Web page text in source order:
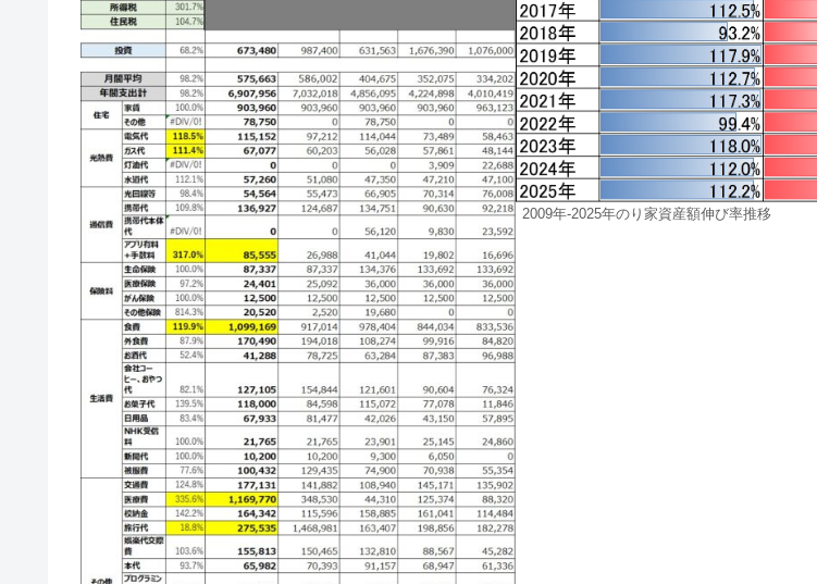
2009年-2025年のり家資産額伸び率推移